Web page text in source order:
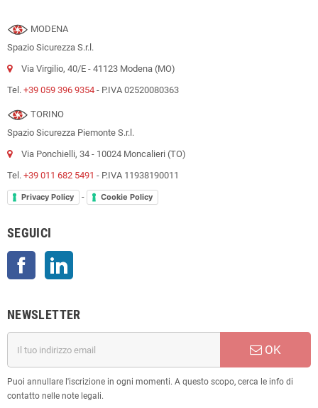
MODENA
Spazio Sicurezza S.r.l.
Via Virgilio, 40/E - 41123 Modena (MO)
Tel. +39 059 396 9354 - P.IVA 02520080363
TORINO
Spazio Sicurezza Piemonte S.r.l.
Via Ponchielli, 34 - 10024 Moncalieri (TO)
Tel. +39 011 682 5491 - P.IVA 11938190011
Privacy Policy - Cookie Policy
SEGUICI
Facebook
NEWSLETTER
OK
Puoi annullare l'iscrizione in ogni momenti. A questo scopo, cerca le info di
contatto nelle note legali.